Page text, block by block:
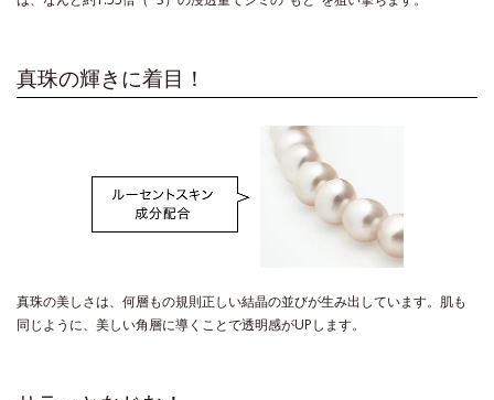
真珠の輝きに着目！
真珠の美しさは、何層もの規則正しい結晶の並びが生み出しています。肌も
同じように、美しい角層に導くことで透明感がUPします。